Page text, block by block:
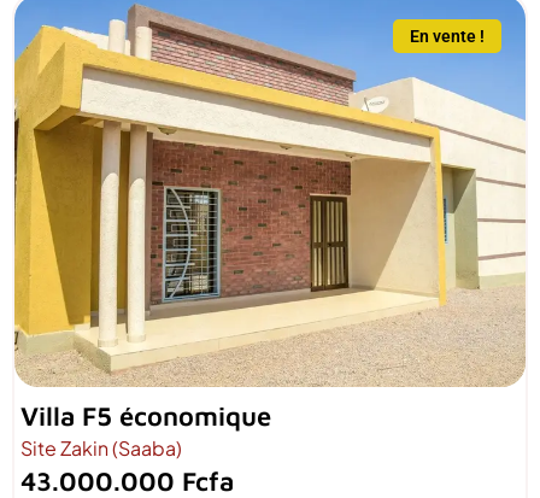
En vente !
Villa F5 économique
Site Zakin (Saaba)
43.000.000 Fcfa